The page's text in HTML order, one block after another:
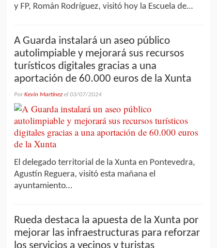
y FP, Román Rodríguez, visitó hoy la Escuela de…
A Guarda instalará un aseo público
autolimpiable y mejorará sus recursos
turísticos digitales gracias a una
aportación de 60.000 euros de la Xunta
PorKevin Martínez el 03/07/2024
El delegado territorial de la Xunta en Pontevedra,
Agustín Reguera, visitó esta mañana el
ayuntamiento…
Rueda destaca la apuesta de la Xunta por
mejorar las infraestructuras para reforzar
los servicios a vecinos y turistas